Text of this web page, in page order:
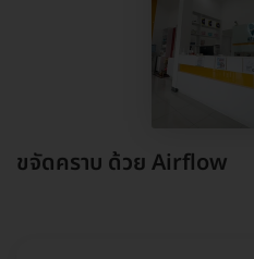
ขจัดคราบ ด้วย Airflow